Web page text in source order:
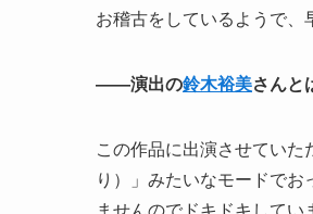
お稽古をしているようで、
――演出の鈴木裕美さんと
この作品に出演させてい
り）」みたいなモードで